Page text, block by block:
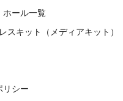
ホール一覧
スキット（メディアキット）
リシー